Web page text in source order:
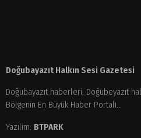
Doğubayazıt Halkın Sesi Gazetesi
Doğubayazıt haberleri, Doğubeyazıt
Bölgenin En Büyük Haber Portalı...
Yazılım: BTPARK